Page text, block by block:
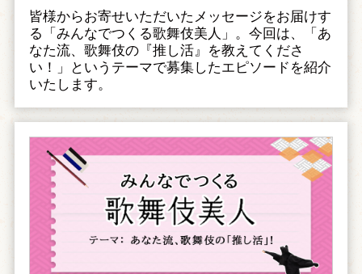
皆様からお寄せいただいたメッセージをお届けす
る「みんなでつくる歌舞伎美人」。今回は、「あ
なた流、歌舞伎の『推し活』を教えてくださ
い！」というテーマで募集したエピソードを紹介
いたします。